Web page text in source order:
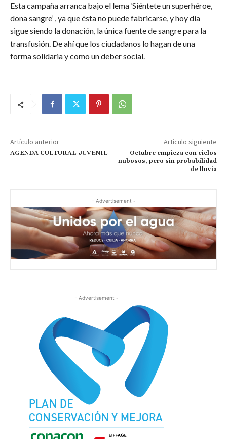
Esta campaña arranca bajo el lema ‘Siéntete un superhéroe,
dona sangre’ , ya que ésta no puede fabricarse, y hoy día
sigue siendo la donación, la única fuente de sangre para la
transfusión. De ahí que los ciudadanos lo hagan de una
forma solidaria y como un deber social.
Artículo anterior
AGENDA CULTURAL-JUVENIL
Artículo siguiente
Octubre empieza con cielos
nubosos, pero sin probabilidad
de lluvia
- Advertisement -
- Advertisement -